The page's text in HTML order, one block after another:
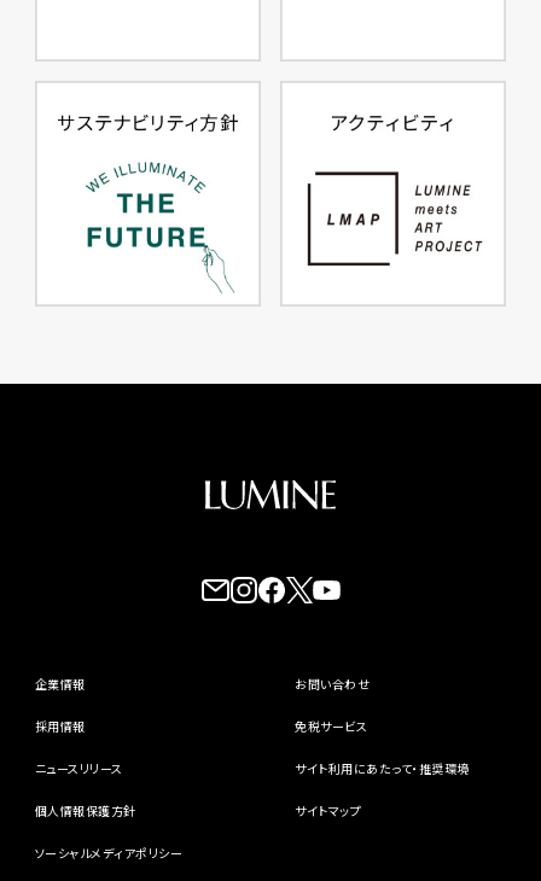
企業情報
採用情報
ニュースリリース
個人情報保護方針
ソーシャルメディアポリシー
お問い合わせ
免税サービス
サイト利用にあたって・推奨環境
サイトマップ